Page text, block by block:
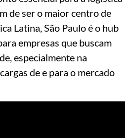
de ser o maior centro de
Latina, São Paulo é o hub
empresas que buscam
especialmente na
de e para o mercado